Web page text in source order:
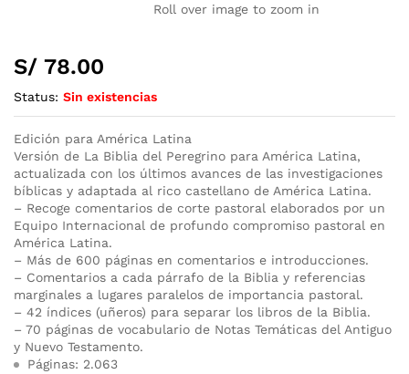
Roll over image to zoom in
S/ 78.00
Status: Sin existencias
Edición para América Latina
Versión de La Biblia del Peregrino para América Latina,
actualizada con los últimos avances de las investigaciones
bíblicas y adaptada al rico castellano de América Latina.
– Recoge comentarios de corte pastoral elaborados por un
Equipo Internacional de profundo compromiso pastoral en
América Latina.
– Más de 600 páginas en comentarios e introducciones.
– Comentarios a cada párrafo de la Biblia y referencias
marginales a lugares paralelos de importancia pastoral.
– 42 índices (uñeros) para separar los libros de la Biblia.
– 70 páginas de vocabulario de Notas Temáticas del Antiguo
y Nuevo Testamento.
Páginas: 2.063